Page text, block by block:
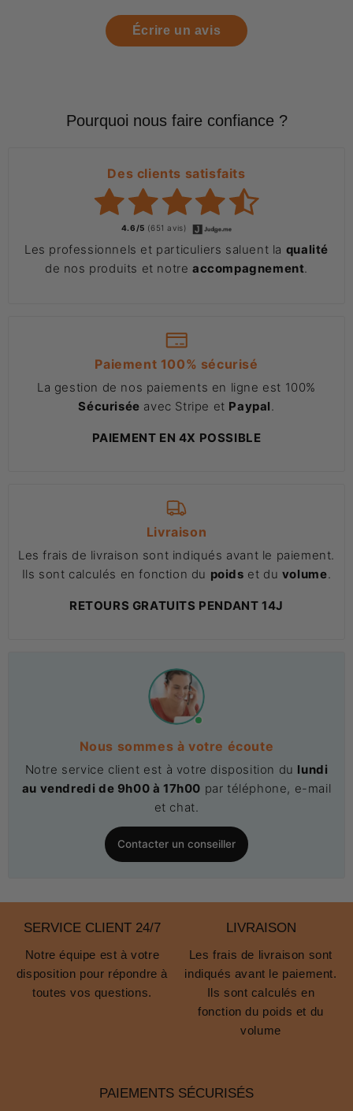
Écrire un avis
Pourquoi nous faire confiance ?
Des clients satisfaits
4.6/5 (651 avis)
Les professionnels et particuliers saluent la qualité
de nos produits et notre accompagnement
Paiement 100% sécurisé
La gestion de nos paiements en ligne est 100%
Sécurisée avec Stripe et Paypal
PAIEMENT EN 4X POSSIBLE
Livraison
Les frais de livraison sont indiqués avant le paiement.
Ils sont calculés en fonction du poids et du volume
RETOURS GRATUITS PENDANT 14J
Nous sommes à votre écoute
Notre service client est à votre disposition du lundi
au vendredi de 9h00 à 17h00 par téléphone, e-mail
et chat.
Contacter un conseiller
SERVICE CLIENT 24/7
Notre équipe est à votre
disposition pour répondre à
toutes vos questions.
LIVRAISON
Les frais de livraison sont
indiqués avant le paiement.
Ils sont calculés en
fonction du poids et du
volume
PAIEMENTS SÉCURISÉS